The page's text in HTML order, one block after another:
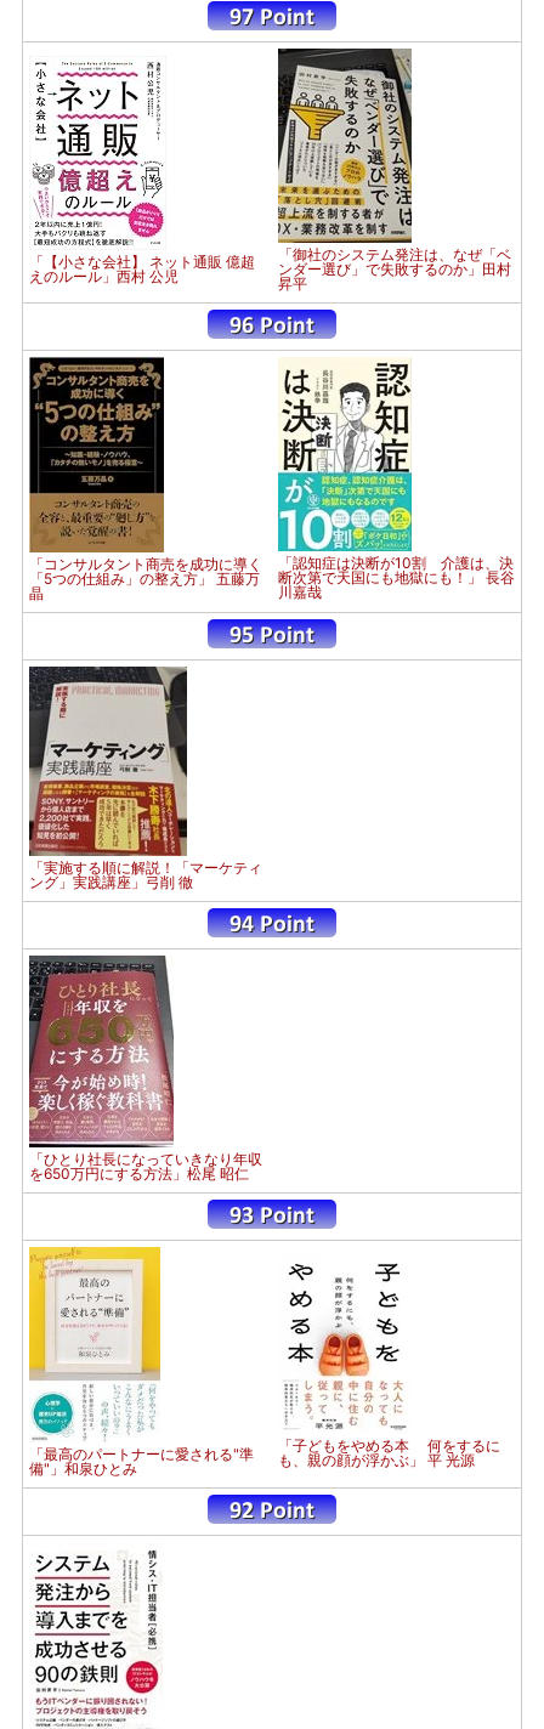
「【小さな会社】 ネット通販 億超
えのルール」西村 公児
「御社のシステム発注は、なぜ「ベ
ンダー選び」で失敗するのか」田村
昇平
「コンサルタント商売を成功に導く
「5つの仕組み」の整え方」 五藤万
晶
「認知症は決断が10割 介護は、決
断次第で天国にも地獄にも！」 長谷
川嘉哉
「実施する順に解説！「マーケティ
ング」実践講座」弓削 徹
「ひとり社長になっていきなり年収
を650万円にする方法」松尾 昭仁
「最高のパートナーに愛される"準
備"」和泉ひとみ
「子どもをやめる本 何をするに
も、親の顔が浮かぶ」 平 光源